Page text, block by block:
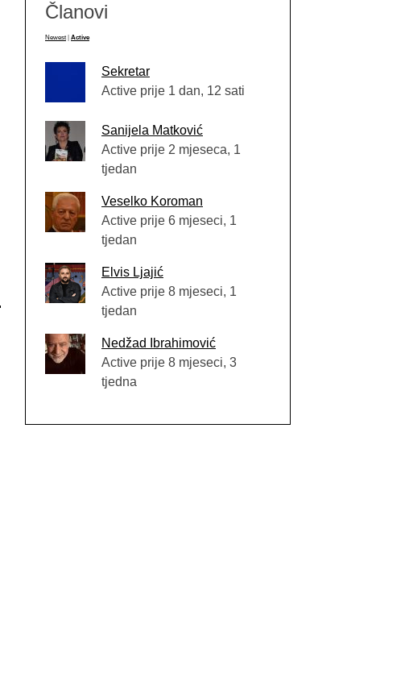
Članovi
Newest Active
Sekretar
Active prije 1 dan, 12 sati
Sanijela Matković
Active prije 2 mjeseca, 1
tjedan
Veselko Koroman
Active prije 6 mjeseci, 1
tjedan
Elvis Ljajić
Active prije 8 mjeseci, 1
tjedan
Nedžad Ibrahimović
Active prije 8 mjeseci, 3
tjedna